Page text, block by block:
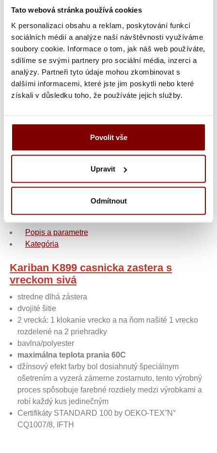
Tato webová stránka používá cookies
K personalizaci obsahu a reklam, poskytování funkcí
sociálních médií a analýze naší návštěvnosti využíváme
soubory cookie. Informace o tom, jak náš web používáte,
sdílíme se svými partnery pro sociální média, inzerci a
analýzy. Partneři tyto údaje mohou zkombinovat s
dalšími informacemi, které jste jim poskytli nebo které
získali v důsledku toho, že používáte jejich služby.
Povolit vše
Upravit
Odmítnout
Ukážka textu:
8,94€ ks
- tovar po vytvorení výšivky nie
je možné vymeniť alebo vrátiť! Doba tvorby
výšivky je 10-15 pracovných dní (v čase pred
Popis a parametre
Kategória
Kariban K899 casnicka zastera s
vreckom sivá
stredne dlhá zástera
dvojité šitie
2 vrecká: 1 klokanie vrecko a na ňom našité 1 vrecko
rozdelené na 2 priehradky
bavlna/polyester
maximálna teplota prania 60C
džínsový efekt farby bol dosiahnutý špeciálnym
ošetrením a vyzerá zámerne zostarnuto, tento výrobný
proces spôsobuje farebné rozdiely medzi výrobkami a
robí každý kus jedinečným
Certifikáty STANDARD 100 by OEKO-TEX˝N°
CQ1007/8, IFTH